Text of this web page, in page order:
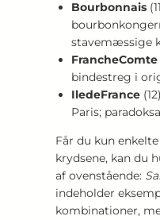
Bourbonnais
stavemæssige
FrancheComte
bindestreg i
IledeFrance
Paris;
Får du kun
krydsene, kan du
af ovenstående:
indeholder
kombinationer,